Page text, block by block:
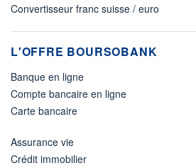
Convertisseur franc suisse / euro
L'OFFRE BOURSOBANK
Banque en ligne
Compte bancaire en ligne
Carte bancaire
Assurance vie
Crédit immobilier